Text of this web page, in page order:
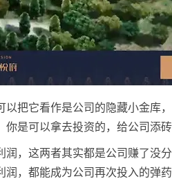
以把它看作是公司的隐藏小金库
是可以拿去投资的，给公司添
润，这两者其实都是公司赚了没
，都能成为公司再次投入的弹